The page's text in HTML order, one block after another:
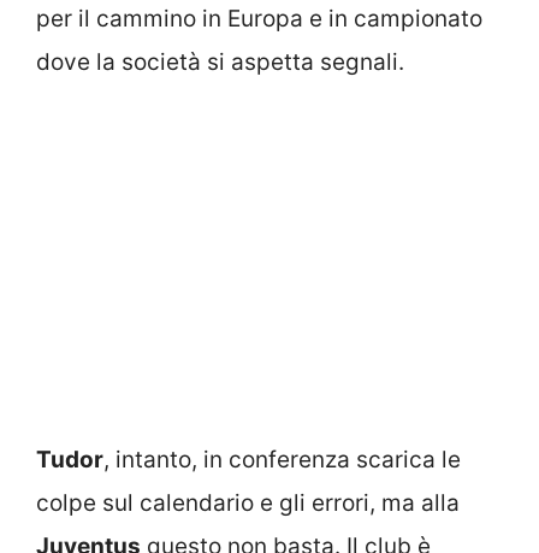
per il cammino in Europa e in campionato
dove la società si aspetta segnali.
Tudor, intanto, in conferenza scarica le
colpe sul calendario e gli errori, ma alla
Juventus questo non basta. Il club è